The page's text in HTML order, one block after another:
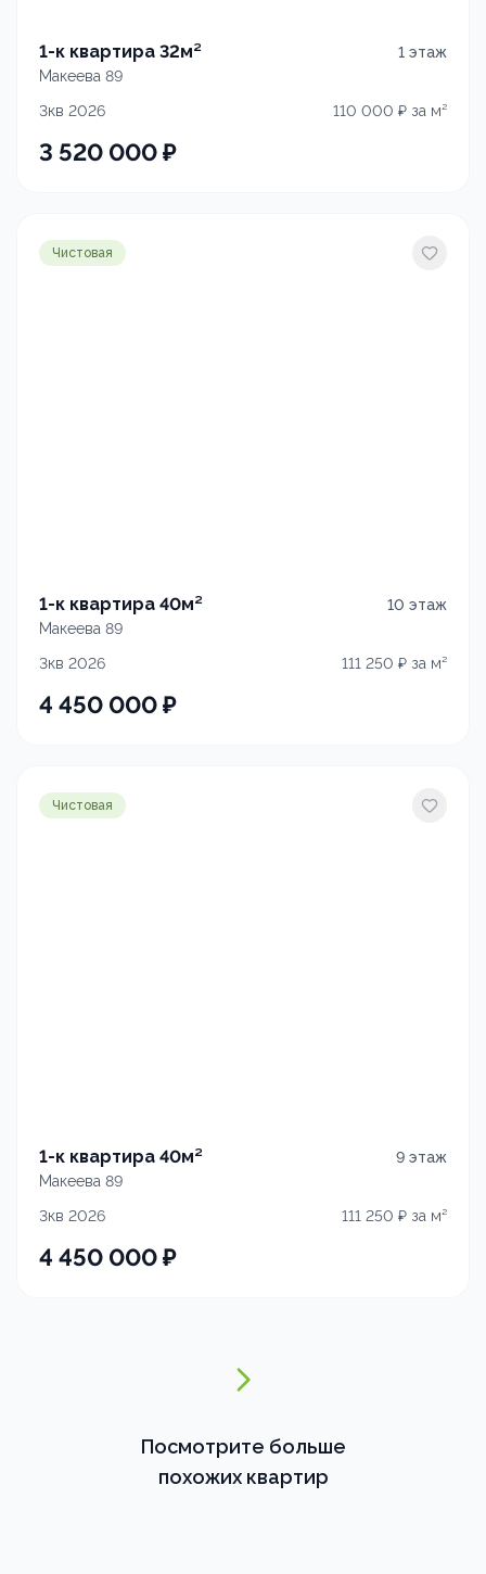
1-к квартира 32м² 1 этаж
Макеева 89
3кв 2026
110 000 ₽ за м²
3 520 000₽
Чистовая
1-к квартира 40м² 10 этаж
Макеева 89
3кв 2026
111 250 ₽ за м²
4 450 000₽
Чистовая
1-к квартира 40м² 9 этаж
Макеева 89
3кв 2026
111 250 ₽ за м²
4 450 000₽
Посмотрите больше
похожих квартир